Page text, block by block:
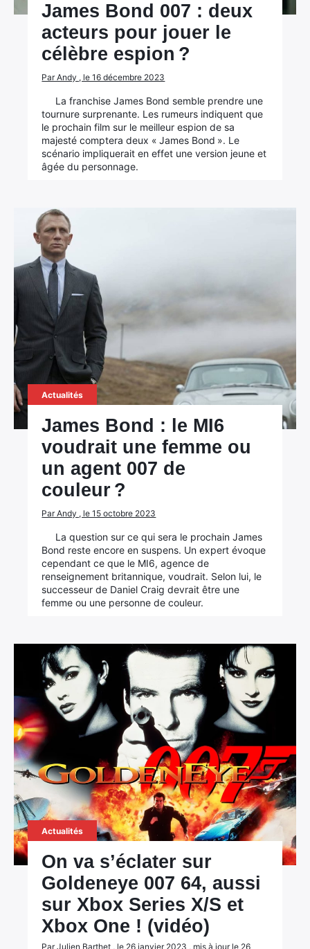
James Bond 007 : deux
acteurs pour jouer le
célèbre espion ?
Par Andy , le 16 décembre 2023
La franchise James Bond semble prendre une
tournure surprenante. Les rumeurs indiquent que
le prochain film sur le meilleur espion de sa
majesté comptera deux « James Bond ». Le
scénario impliquerait en effet une version jeune et
âgée du personnage.
Actualités
James Bond : le MI6
voudrait une femme ou
un agent 007 de
couleur ?
Par Andy , le 15 octobre 2023
La question sur ce qui sera le prochain James
Bond reste encore en suspens. Un expert évoque
cependant ce que le MI6, agence de
renseignement britannique, voudrait. Selon lui, le
successeur de Daniel Craig devrait être une
femme ou une personne de couleur.
Actualités
On va s’éclater sur
Goldeneye 007 64, aussi
sur Xbox Series X/S et
Xbox One ! (vidéo)
Par Julien Barthet , le 26 janvier 2023 , mis à jour le 26